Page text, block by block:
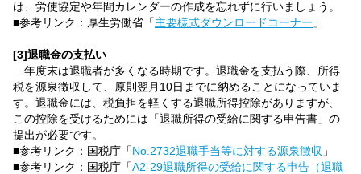
は、労使協定や年間カレンダーの作成を忘れずに行いましょう。
■参考リンク：厚生労働省「主要様式ダウンロードコーナー 」
[3]退職金の支払い
年度末は退職者が多くなる時期です。退職金を支払う際、所得
税を源泉徴収して、原則翌月10日までに納めることになっていま
す。退職金には、税負担を軽くする退職所得控除がありますが、
この控除を受けるためには「退職所得の受給に関する申告書」の
提出が必要です。
■参考リンク：国税庁「No.2732退職手当等に対する源泉徴収 」
■参考リンク：国税庁「A2-29退職所得の受給に関する申告（退職